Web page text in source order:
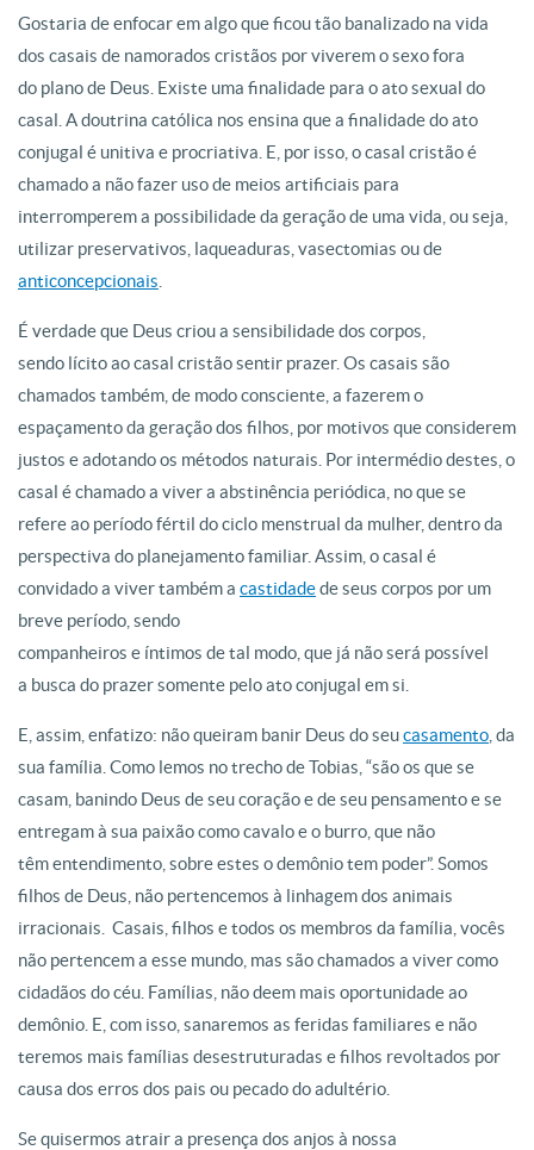
Gostaria de enfocar em algo que ficou tão banalizado na vida
dos casais de namorados cristãos por viverem o sexo fora
do plano de Deus. Existe uma finalidade para o ato sexual do
casal. A doutrina católica nos ensina que a finalidade do ato
conjugal é unitiva e procriativa. E, por isso, o casal cristão é
chamado a não fazer uso de meios artificiais para
interromperem a possibilidade da geração de uma vida, ou seja,
utilizar preservativos, laqueaduras, vasectomias ou de
anticoncepcionais
É verdade que Deus criou a sensibilidade dos corpos,
sendo lícito ao casal cristão sentir prazer. Os casais são
chamados também, de modo consciente, a fazerem o
espaçamento da geração dos filhos, por motivos que considerem
justos e adotando os métodos naturais. Por intermédio destes, o
casal é chamado a viver a abstinência periódica, no que se
refere ao período fértil do ciclo menstrual da mulher, dentro da
perspectiva do planejamento familiar. Assim, o casal é
convidado a viver também a castidadede seus corpos por um
breve período, sendo
companheiros e íntimos de tal modo, que já não será possível
a busca do prazer somente pelo ato conjugal em si.
E, assim, enfatizo: não queiram banir Deus do seucasamento , da
sua família. Como lemos no trecho de Tobias, “são os que se
casam, banindo Deus de seu coração e de seu pensamento e se
entregam à sua paixão como cavalo e o burro, que não
têm entendimento, sobre estes o demônio tem poder”. Somos
filhos de Deus, não pertencemos à linhagem dos animais
irracionais. Casais, filhos e todos os membros da família, vocês
não pertencem a esse mundo, mas são chamados a viver como
cidadãos do céu. Famílias, não deem mais oportunidade ao
demônio. E, com isso, sanaremos as feridas familiares e não
teremos mais famílias desestruturadas e filhos revoltados por
causa dos erros dos pais ou pecado do adultério.
Se quisermos atrair a presença dos anjos à nossa